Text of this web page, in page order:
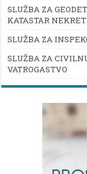
SLUŽBA ZA
KATASTAR
SLUŽBA ZA
SLUŽBA ZA
VATROGASTVO